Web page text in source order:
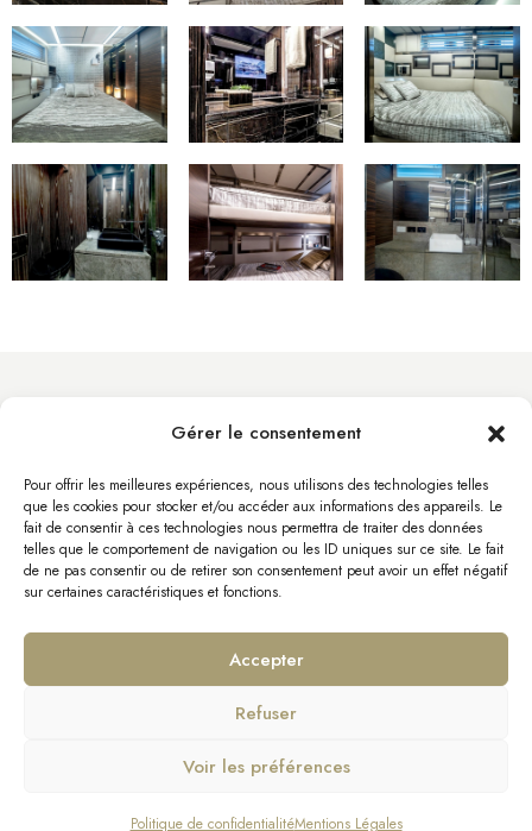
Gérer le consentement
Pour offrir les meilleures expériences, nous utilisons des technologies telles
que les cookies pour stocker et/ou accéder aux informations des appareils. Le
fait de consentir à ces technologies nous permettra de traiter des données
telles que le comportement de navigation ou les ID uniques sur ce site. Le fait
de ne pas consentir ou de retirer son consentement peut avoir un effet négatif
sur certaines caractéristiques et fonctions.
Accepter
Refuser
Voir les préférences
Politique de confidentialitéMentions Légales
info@byacht.com
Site Web
Mentions Légales
Politique de confidentialité
Bourniquel Yachts – Tous droits réservés